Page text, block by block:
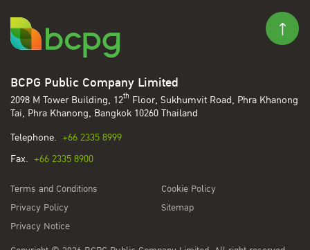
BCPG Public Company Limited
2098 M Tower Building, 12th Floor, Sukhumvit Road, Phra Khanong
Tai, Phra Khanong, Bangkok 10260 Thailand
Telephone. +66 2335 8999
Fax. +66 2335 8900
Terms and Conditions
Privacy Policy
Privacy Notice
Cookie Policy
Sitemap